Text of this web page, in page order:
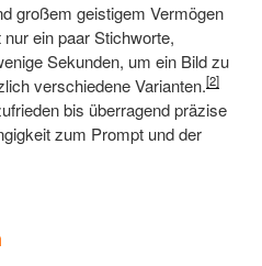
großem geistigem Vermögen
ein paar Stichworte,
Sekunden, um ein Bild zu
verschiedene Varianten.[2]
bis überragend präzise
zum Prompt und der